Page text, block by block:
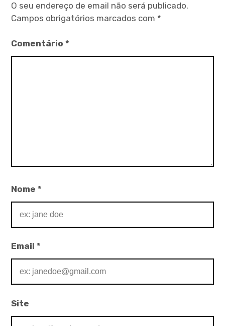
O seu endereço de email não será publicado.
Campos obrigatórios marcados com *
Comentário*
Nome*
Email*
Site